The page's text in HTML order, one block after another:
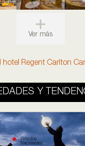
Ver más
hotel Regent Carlton
Y